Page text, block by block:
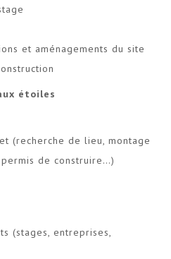
et aménagements du site
étoiles
(recherche de lieu, montage
de construire…)
(stages, entreprises,